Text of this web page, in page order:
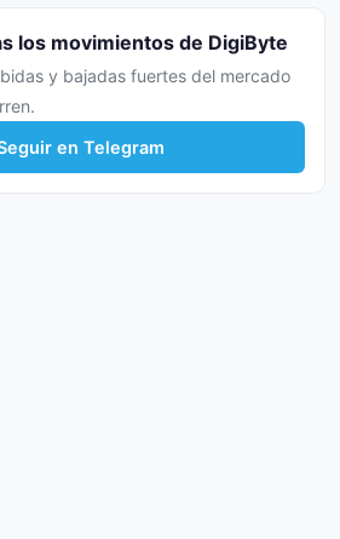
los movimientos de DigiByte
y bajadas fuertes del mercado
en Telegram